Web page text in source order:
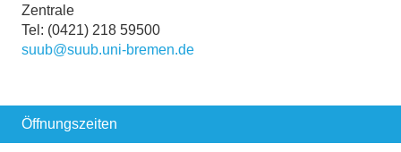
Zentrale
Tel: (0421) 218 59500
suub@suub.uni-bremen.de
Öffnungszeiten